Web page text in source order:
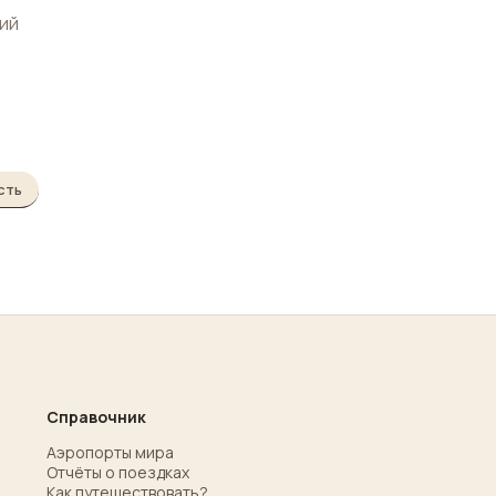
Справочник
Аэропорты мира
Отчёты о поездках